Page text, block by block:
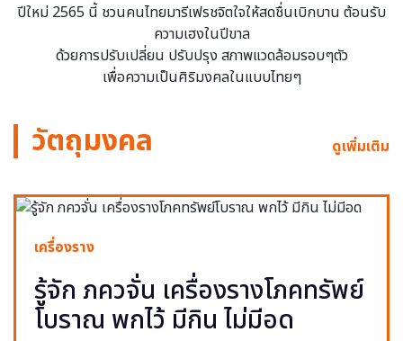
ปีใหม่ 2565 นี้ ชวนคนไทยมารีเฟรชจิตใจให้สดชื่นเบิกบาน ต้อนรับ
ความเฮงในปีขาล
ด้วยการปรับเปลี่ยน ปรับปรุง สภาพแวดล้อมรอบๆตัว
เพื่อความเป็นศิริมงคลในแบบไทยๆ
วัตถุมงคล ดูเพิ่มเติม
เครื่องราง
รู้จัก ภควจั่น เครื่องรางโภคทรัพย์
โบราณ พกไว้ มีกิน ไม่มีอด